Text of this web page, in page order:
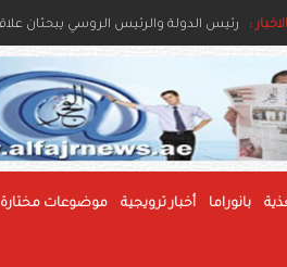
:
رئيس الدولة ونائباه يعزون خادم
بانوراما أخبار ترويجية موضوعات مختارة